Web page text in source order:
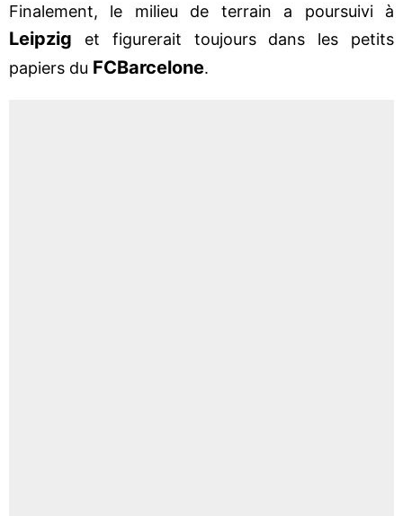
Finalement, le milieu de terrain a poursuivi à
Leipzig et figurerait toujours dans les petits
papiers du FCBarcelone.